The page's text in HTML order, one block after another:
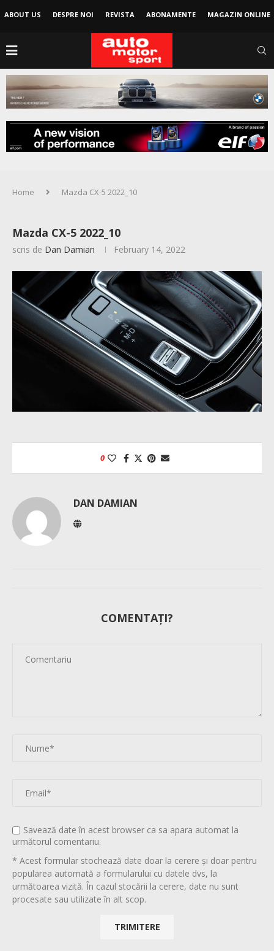
ABOUT US DESPRE NOI REVISTA ABONAMENTE MAGAZIN ONLINE
Home Mazda CX-5 2022_10
Mazda CX-5 2022_10
scris de Dan Damian February 14, 2022
0
DAN DAMIAN
COMENTAȚI?
Savează date în acest browser ca sa apara automat la
următorul comentariu.
* Acest formular stochează date doar la cerere și doar pentru
popularea automată a formularului cu datele dvs, la
următoarea vizită. În cazul stocării la cerere, date nu sunt
procesate sau utilizate în alt scop.